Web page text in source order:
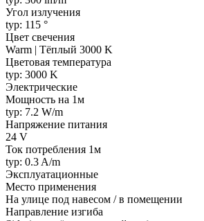
Угол излучения
typ: 115 °
Цвет свечения
Warm | Тёплый 3000 K
Цветовая температура
typ: 3000 K
Электрические
Мощность на 1м
typ: 7.2 W/m
Напряжение питания
24 V
Ток потребления 1м
typ: 0.3 A/m
Эксплуатационные
Место применения
На улице под навесом / в помещении
Направление изгиба